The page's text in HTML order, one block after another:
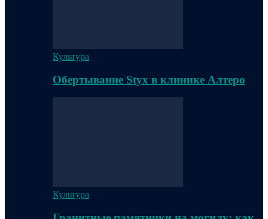
Культура
Обертывание Styx в клинике Алтеро
Культура